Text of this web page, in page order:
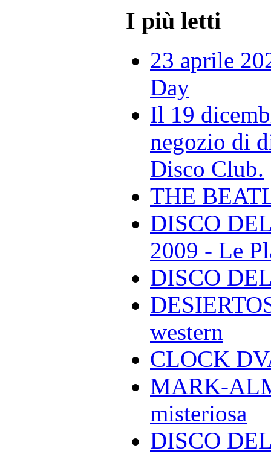
I più letti
23 aprile
Day
Il 19
negozio di
Disco Club.
THE
DISCO
2009 - Le
DISCO
western
CLOCK
MARK-
misteriosa
DISCO